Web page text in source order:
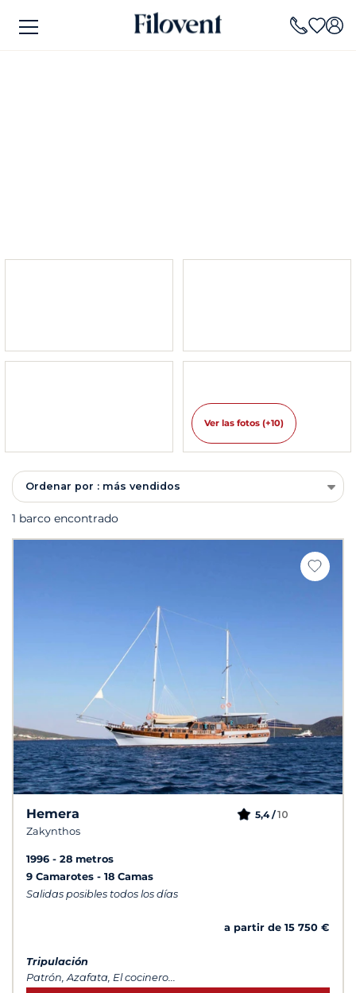
Ver las fotos (+10)
Ordenar por : más vendidos
1 barco encontrado
Hemera
Zakynthos
5,4 /10
1996
28 metros
9 Camarotes
18 Camas
Salidas posibles todos los días
a partir de 15 750 €
Tripulación
Patrón, Azafata, El cocinero...